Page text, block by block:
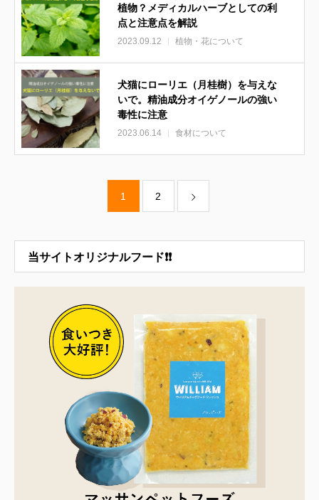
植物？メディカルハーブとしての利
点と注意点を解説
2023.09.12 植物・花について
犬猫にローリエ（月桂樹）を与えな
いで。精油成分オイゲノールの強い
毒性に注意
2023.06.14 食材について
1 2
当サイトオリジナルフード❗❗